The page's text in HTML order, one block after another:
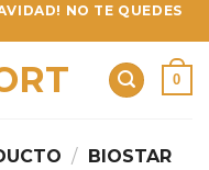
NO TE QUEDES
0
/ BIOSTAR